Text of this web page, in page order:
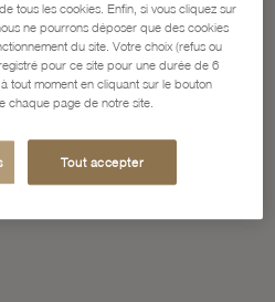
tous les cookies. Enfin, si vous cliquez sur
ne pourrons déposer que des cookies
du site. Votre choix (refus ou
pour ce site pour une durée de 6
tout moment en cliquant sur le bouton
chaque page de notre site.
Tout accepter